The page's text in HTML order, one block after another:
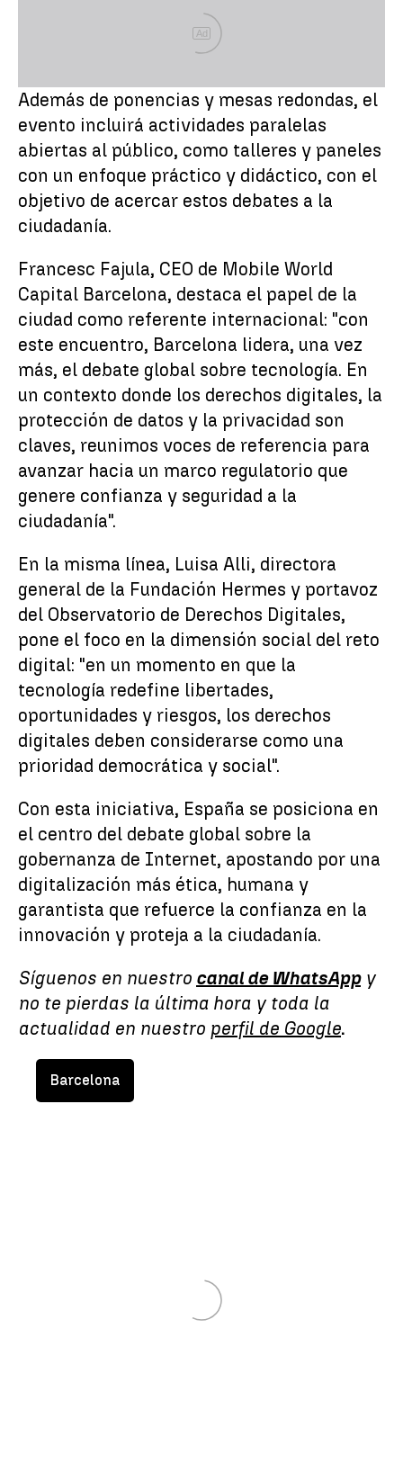
Ad
Además de ponencias y mesas redondas, el
evento incluirá actividades paralelas
abiertas al público, como talleres y paneles
con un enfoque práctico y didáctico, con el
objetivo de acercar estos debates a la
ciudadanía.
Francesc Fajula, CEO de Mobile World
Capital Barcelona, destaca el papel de la
ciudad como referente internacional: "con
este encuentro, Barcelona lidera, una vez
más, el debate global sobre tecnología. En
un contexto donde los derechos digitales, la
protección de datos y la privacidad son
claves, reunimos voces de referencia para
avanzar hacia un marco regulatorio que
genere confianza y seguridad a la
ciudadanía".
En la misma línea, Luisa Alli, directora
general de la Fundación Hermes y portavoz
del Observatorio de Derechos Digitales,
pone el foco en la dimensión social del reto
digital: "en un momento en que la
tecnología redefine libertades,
oportunidades y riesgos, los derechos
digitales deben considerarse como una
prioridad democrática y social".
Con esta iniciativa, España se posiciona en
el centro del debate global sobre la
gobernanza de Internet, apostando por una
digitalización más ética, humana y
garantista que refuerce la confianza en la
innovación y proteja a la ciudadanía.
Síguenos en nuestro canal de WhatsAppy
no te pierdas la última hora y toda la
actualidad en nuestro perfil de Google.
Barcelona